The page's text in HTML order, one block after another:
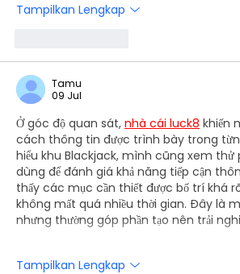
Tampilkan Lengkap
Tamu
09 Jul
Ở góc độ quan sát, nhà cái luck8 khiến
cách thông tin được trình bày trong
hiểu khu Blackjack, mình cũng xem thử
dùng để đánh giá khả năng tiếp cận
thấy các mục cần thiết được bố trí khá
không mất quá nhiều thời gian. Đây là
nhưng thường góp phần tạo nên trải
Tampilkan Lengkap